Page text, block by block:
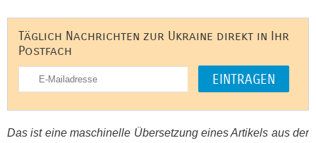
Täglich Nachrichten zur Ukraine direkt in Ihr
Postfach
Das ist eine maschinelle Übersetzung eines Artikels aus der